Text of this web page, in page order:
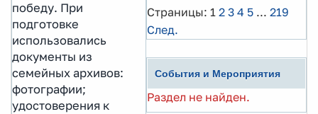
победу. При
подготовке
использовались
документы из
семейных архивов:
фотографии;
удостоверения к
Страницы: 1 2 3 4 5 ... 219
След.
События и Мероприятия
Раздел не найден.